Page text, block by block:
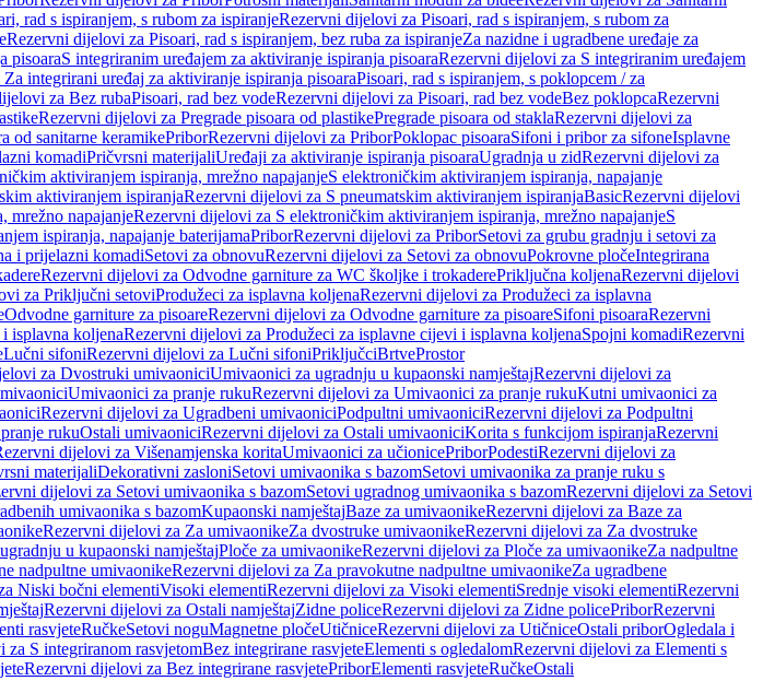
rad s ispiranjem, s rubom za ispiranjeRezervni dijelovi za Pisoari, rad s ispiranjem, s rubom za
Rezervni dijelovi za Pisoari, rad s ispiranjem, bez ruba za ispiranjeZa nazidne i ugradbene uređaje za
pisoaraS integriranim uređajem za aktiviranje ispiranja pisoaraRezervni dijelovi za S integriranim uređajem
integrirani uređaj za aktiviranje ispiranja pisoaraPisoari, rad s ispiranjem, s poklopcem / za
za Bez rubaPisoari, rad bez vodeRezervni dijelovi za Pisoari, rad bez vodeBez poklopcaRezervni
Rezervni dijelovi za Pregrade pisoara od plastikePregrade pisoara od staklaRezervni dijelovi za
od sanitarne keramikePriborRezervni dijelovi za PriborPoklopac pisoaraSifoni i pribor za sifoneIsplavne
komadiPričvrsni materijaliUređaji za aktiviranje ispiranja pisoaraUgradnja u zidRezervni dijelovi za
aktiviranjem ispiranja, mrežno napajanjeS elektroničkim aktiviranjem ispiranja, napajanje
aktiviranjem ispiranjaRezervni dijelovi za S pneumatskim aktiviranjem ispiranjaBasicRezervni dijelovi
mrežno napajanjeRezervni dijelovi za S elektroničkim aktiviranjem ispiranja, mrežno napajanjeS
ispiranja, napajanje baterijamaPriborRezervni dijelovi za PriborSetovi za grubu gradnju i setovi za
i prijelazni komadiSetovi za obnovuRezervni dijelovi za Setovi za obnovuPokrovne pločeIntegrirana
Rezervni dijelovi za Odvodne garniture za WC školjke i trokaderePriključna koljenaRezervni dijelovi
za Priključni setoviProdužeci za isplavna koljenaRezervni dijelovi za Produžeci za isplavna
Odvodne garniture za pisoareRezervni dijelovi za Odvodne garniture za pisoareSifoni pisoaraRezervni
isplavna koljenaRezervni dijelovi za Produžeci za isplavne cijevi i isplavna koljenaSpojni komadiRezervni
Lučni sifoniRezervni dijelovi za Lučni sifoniPriključciBrtveProstor
za Dvostruki umivaoniciUmivaonici za ugradnju u kupaonski namještajRezervni dijelovi za
Umivaonici za pranje rukuRezervni dijelovi za Umivaonici za pranje rukuKutni umivaonici za
Rezervni dijelovi za Ugradbeni umivaoniciPodpultni umivaoniciRezervni dijelovi za Podpultni
rukuOstali umivaoniciRezervni dijelovi za Ostali umivaoniciKorita s funkcijom ispiranjaRezervni
dijelovi za Višenamjenska koritaUmivaonici za učionicePriborPodestiRezervni dijelovi za
materijaliDekorativni zasloniSetovi umivaonika s bazomSetovi umivaonika za pranje ruku s
dijelovi za Setovi umivaonika s bazomSetovi ugradnog umivaonika s bazomRezervni dijelovi za Setovi
umivaonika s bazomKupaonski namještajBaze za umivaonikeRezervni dijelovi za Baze za
Rezervni dijelovi za Za umivaonikeZa dvostruke umivaonikeRezervni dijelovi za Za dvostruke
u kupaonski namještajPloče za umivaonikeRezervni dijelovi za Ploče za umivaonikeZa nadpultne
nadpultne umivaonikeRezervni dijelovi za Za pravokutne nadpultne umivaonikeZa ugradbene
Niski bočni elementiVisoki elementiRezervni dijelovi za Visoki elementiSrednje visoki elementiRezervni
Rezervni dijelovi za Ostali namještajZidne policeRezervni dijelovi za Zidne policePriborRezervni
rasvjeteRučkeSetovi noguMagnetne pločeUtičniceRezervni dijelovi za UtičniceOstali priborOgledala i
za S integriranom rasvjetomBez integrirane rasvjeteElementi s ogledalomRezervni dijelovi za Elementi s
Rezervni dijelovi za Bez integrirane rasvjetePriborElementi rasvjeteRučkeOstali